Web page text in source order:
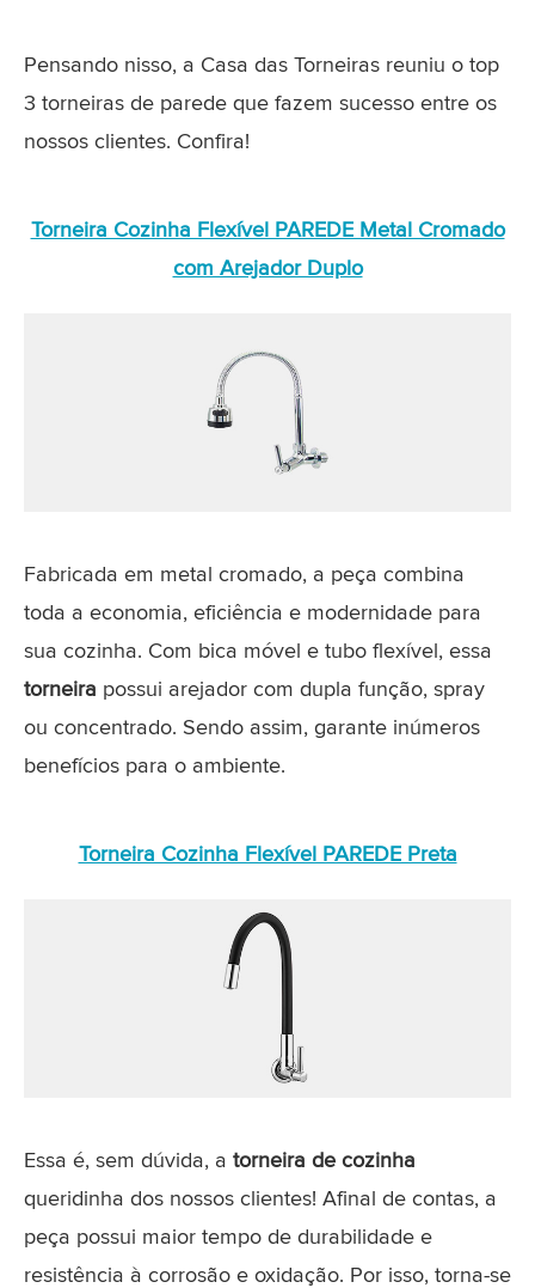
Pensando nisso, a Casa das Torneiras reuniu o top
3 torneiras de parede que fazem sucesso entre os
nossos clientes. Confira!
Torneira Cozinha Flexível PAREDE Metal Cromado
com Arejador Duplo
Fabricada em metal cromado, a peça combina
toda a economia, eficiência e modernidade para
sua cozinha. Com bica móvel e tubo flexível, essa
torneira possui arejador com dupla função, spray
ou concentrado. Sendo assim, garante inúmeros
benefícios para o ambiente.
Torneira Cozinha Flexível PAREDE Preta
Essa é, sem dúvida, a torneira de cozinha
queridinha dos nossos clientes! Afinal de contas, a
peça possui maior tempo de durabilidade e
resistência à corrosão e oxidação. Por isso, torna-se